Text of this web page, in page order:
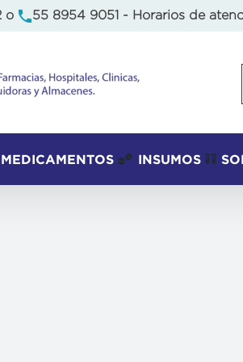
o 55 8954 9051 - Horarios de
MEDICAMENTOS INSUMOS